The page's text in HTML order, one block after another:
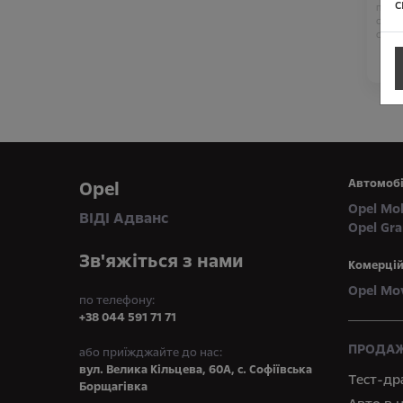
CORSA;
NEW
Opel
ВІДІ Адванс
Зв'яжіться з нами
по телефону:
+38 044 591 71 71
або приїжджайте до нас:
вул. Велика Кільцева, 60А, с. Софіївська
Борщагівка
Opel
Opel
Opel
Тест-